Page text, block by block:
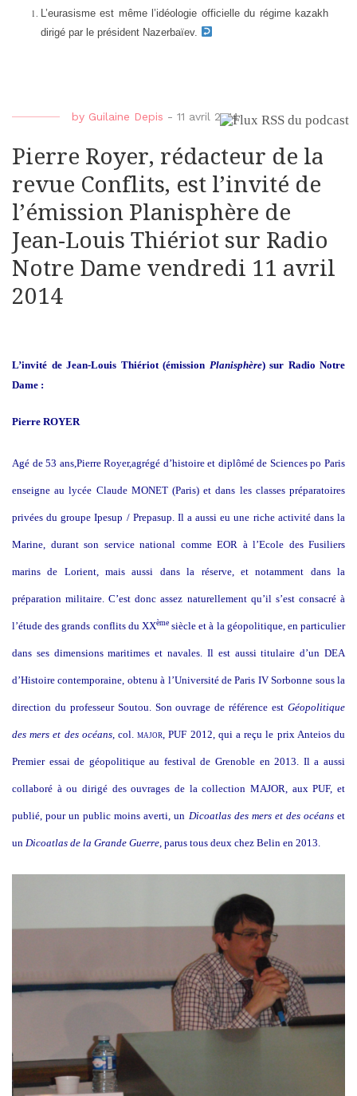
L’eurasisme est même l’idéologie officielle du régime kazakh
dirigé par le président Nazerbaïev.
by Guilaine Depis - 11 avril 2014
Pierre Royer, rédacteur de la
revue Conflits, est l’invité de
l’émission Planisphère de
Jean-Louis Thiériot sur Radio
Notre Dame vendredi 11 avril
2014
L’invité de Jean-Louis Thiériot (émission Planisphère) sur Radio Notre
Dame :
Pierre ROYER
Agé de 53 ans,Pierre Royer,agrégé d’histoire et diplômé de Sciences po Paris
enseigne au lycée Claude MONET (Paris) et dans les classes préparatoires
privées du groupe Ipesup / Prepasup. Il a aussi eu une riche activité dans la
Marine, durant son service national comme EOR à l’Ecole des Fusiliers
marins de Lorient, mais aussi dans la réserve, et notamment dans la
préparation militaire. C’est donc assez naturellement qu’il s’est consacré à
l’étude des grands conflits du XXèmesiècle et à la géopolitique, en particulier
dans ses dimensions maritimes et navales. Il est aussi titulaire d’un DEA
d’Histoire contemporaine, obtenu à l’Université de Paris IV Sorbonne sous la
direction du professeur Soutou. Son ouvrage de référence est Géopolitique
des mers et des océans, col.major, PUF 2012, qui a reçu le prix Anteios du
Premier essai de géopolitique au festival de Grenoble en 2013. Il a aussi
collaboré à ou dirigé des ouvrages de la collection MAJOR, aux PUF, et
publié, pour un public moins averti, un Dicoatlas des mers et des océanset
un Dicoatlas de la Grande Guerre, parus tous deux chez Belin en 2013.